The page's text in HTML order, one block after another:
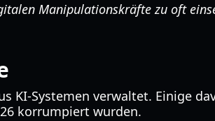
Manipulationskräfte zu oft
KI-Systemen verwaltet. Einige
korrumpiert wurden.